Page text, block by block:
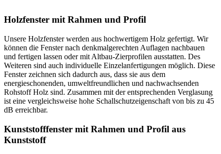
Holzfenster mit Rahmen und Profil
Unsere Holzfenster werden aus hochwertigem Holz gefertigt. Wir
können die Fenster nach denkmalgerechten Auflagen nachbauen
und fertigen lassen oder mit Altbau-Zierprofilen ausstatten. Des
Weiteren sind auch individuelle Einzelanfertigungen möglich. Diese
Fenster zeichnen sich dadurch aus, dass sie aus dem
energieschonenden, umweltfreundlichen und nachwachsenden
Rohstoff Holz sind. Zusammen mit der entsprechenden Verglasung
ist eine vergleichsweise hohe Schallschutzeigenschaft von bis zu 45
dB erreichbar.
Kunststofffenster mit Rahmen und Profil aus
Kunststoff